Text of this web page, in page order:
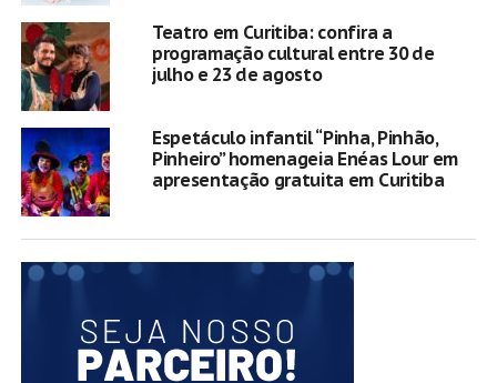
Teatro em Curitiba: confira a
programação cultural entre 30 de
julho e 23 de agosto
Espetáculo infantil “Pinha, Pinhão,
Pinheiro” homenageia Enéas Lour em
apresentação gratuita em Curitiba